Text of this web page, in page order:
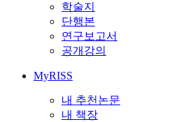
학술지
단행본
연구보고서
공개강의
MyRISS
내 추천논문
내 책장